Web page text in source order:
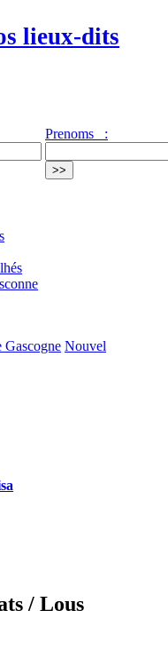
lieux-dits
Prenoms :
Gascogne Nouvel
/ Lous